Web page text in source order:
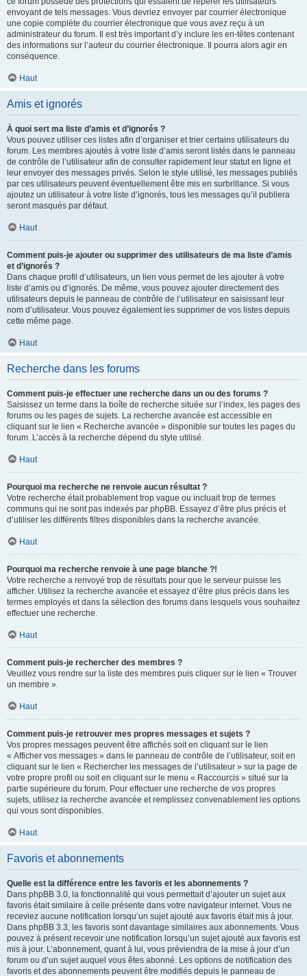
envoyant de tels messages. Vous devriez envoyer par courrier électronique
une copie complète du courrier électronique que vous avez reçu à un
administrateur du forum. Il est très important d’y inclure les en-têtes contenant
des informations sur l’auteur du courrier électronique. Il pourra alors agir en
conséquence.
Haut
Amis et ignorés
À quoi sert ma liste d’amis et d’ignorés ?
Vous pouvez utiliser ces listes afin d’organiser et trier certains utilisateurs du
forum. Les membres ajoutés à votre liste d’amis seront listés dans le panneau
de contrôle de l’utilisateur afin de consulter rapidement leur statut en ligne et
leur envoyer des messages privés. Selon le style utilisé, les messages publiés
par ces utilisateurs peuvent éventuellement être mis en surbrillance. Si vous
ajoutez un utilisateur à votre liste d’ignorés, tous les messages qu’il publiera
seront masqués par défaut.
Haut
Comment puis-je ajouter ou supprimer des utilisateurs de ma liste d’amis
et d’ignorés ?
Dans chaque profil d’utilisateurs, un lien vous permet de les ajouter à votre
liste d’amis ou d’ignorés. De même, vous pouvez ajouter directement des
utilisateurs depuis le panneau de contrôle de l’utilisateur en saisissant leur
nom d’utilisateur. Vous pouvez également les supprimer de vos listes depuis
cette même page.
Haut
Recherche dans les forums
Comment puis-je effectuer une recherche dans un ou des forums ?
Saisissez un terme dans la boîte de recherche située sur l’index, les pages des
forums ou les pages de sujets. La recherche avancée est accessible en
cliquant sur le lien « Recherche avancée » disponible sur toutes les pages du
forum. L’accès à la recherche dépend du style utilisé.
Haut
Pourquoi ma recherche ne renvoie aucun résultat ?
Votre recherche était probablement trop vague ou incluait trop de termes
communs qui ne sont pas indexés par phpBB. Essayez d’être plus précis et
d’utiliser les différents filtres disponibles dans la recherche avancée.
Haut
Pourquoi ma recherche renvoie à une page blanche ?!
Votre recherche a renvoyé trop de résultats pour que le serveur puisse les
afficher. Utilisez la recherche avancée et essayez d’être plus précis dans les
termes employés et dans la sélection des forums dans lesquels vous souhaitez
effectuer une recherche.
Haut
Comment puis-je rechercher des membres ?
Veuillez vous rendre sur la liste des membres puis cliquer sur le lien « Trouver
un membre ».
Haut
Comment puis-je retrouver mes propres messages et sujets ?
Vos propres messages peuvent être affichés soit en cliquant sur le lien
« Afficher vos messages » dans le panneau de contrôle de l’utilisateur, soit en
cliquant sur le lien « Rechercher les messages de l’utilisateur » sur la page de
votre propre profil ou soit en cliquant sur le menu « Raccourcis » situé sur la
partie supérieure du forum. Pour effectuer une recherche de vos propres
sujets, utilisez la recherche avancée et remplissez convenablement les options
qui vous sont disponibles.
Haut
Favoris et abonnements
Quelle est la différence entre les favoris et les abonnements ?
Dans phpBB 3.0, la fonctionnalité qui vous permettait d’ajouter un sujet aux
favoris était similaire à celle présente dans votre navigateur internet. Vous ne
receviez aucune notification lorsqu’un sujet ajouté aux favoris était mis à jour.
Dans phpBB 3.3, les favoris sont davantage similaires aux abonnements. Vous
pouvez à présent recevoir une notification lorsqu’un sujet ajouté aux favoris est
mis à jour. L’abonnement, quant à lui, vous préviendra de la mise à jour d’un
forum ou d’un sujet auquel vous êtes abonné. Les options de notification des
favoris et des abonnements peuvent être modifiés depuis le panneau de